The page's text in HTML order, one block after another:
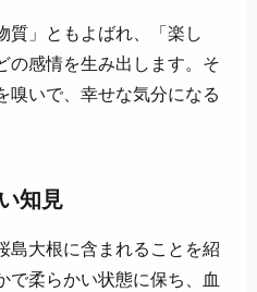
」ともよばれ、「楽し
の感情を生み出します。そ
嗅いで、幸せな気分になる
知見
大根に含まれることを紹
で柔らかい状態に保ち、血